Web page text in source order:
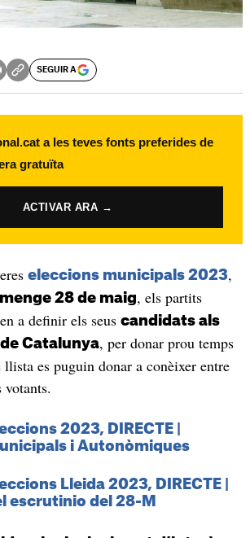
SEGUIR A
a les teves fonts preferides de
gratuïta
ACTIVAR ARA →
eleccions municipals 2023,
28 de maig, els partits
a definir els seus candidats als
Catalunya, per donar prou temps
llista es puguin donar a conèixer entre
votants.
2023, DIRECTE |
i Autonòmiques
Lleida 2023, DIRECTE |
escrutinio del 28-M